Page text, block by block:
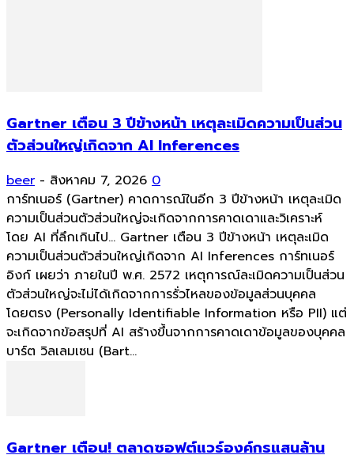
Gartner เตือน 3 ปีข้างหน้า เหตุละเมิดความเป็นส่วน
ตัวส่วนใหญ่เกิดจาก AI Inferences
beer - สิงหาคม 7, 2026 0
การ์ทเนอร์ (Gartner) คาดการณ์ในอีก 3 ปีข้างหน้า เหตุละเมิด
ความเป็นส่วนตัวส่วนใหญ่จะเกิดจากการคาดเดาและวิเคราะห์
โดย AI ที่ลึกเกินไป... Gartner เตือน 3 ปีข้างหน้า เหตุละเมิด
ความเป็นส่วนตัวส่วนใหญ่เกิดจาก AI Inferences การ์ทเนอร์
อิงก์ เผยว่า ภายในปี พ.ศ. 2572 เหตุการณ์ละเมิดความเป็นส่วน
ตัวส่วนใหญ่จะไม่ได้เกิดจากการรั่วไหลของข้อมูลส่วนบุคคล
โดยตรง (Personally Identifiable Information หรือ PII) แต่
จะเกิดจากข้อสรุปที่ AI สร้างขึ้นจากการคาดเดาข้อมูลของบุคคล
บาร์ต วิลเลมเซน (Bart...
Gartner เตือน! ตลาดซอฟต์แวร์องค์กรแสนล้าน